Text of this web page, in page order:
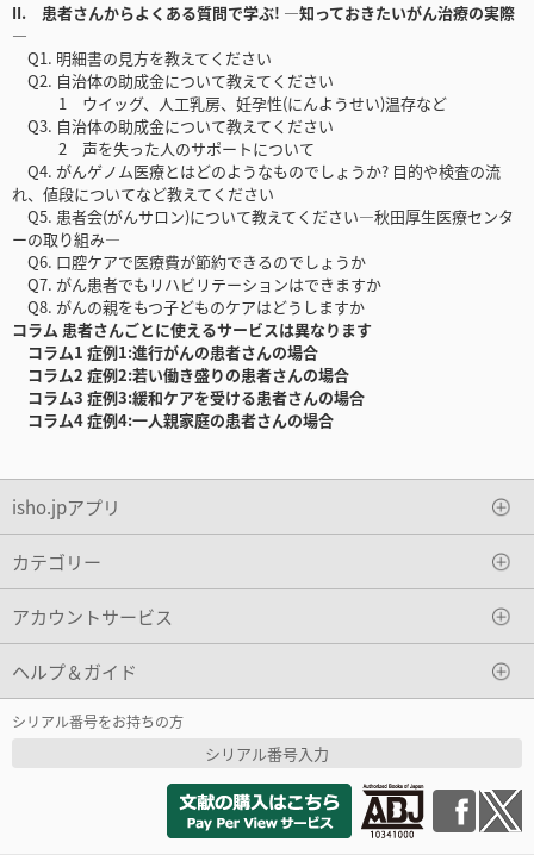
II. 患者さんからよくある質問で学ぶ! ―知っておきたいがん治療の実際
―
Q1. 明細書の見方を教えてください
Q2. 自治体の助成金について教えてください
1 ウイッグ、人工乳房、妊孕性(にんようせい)温存など
Q3. 自治体の助成金について教えてください
2 声を失った人のサポートについて
Q4. がんゲノム医療とはどのようなものでしょうか? 目的や検査の流
れ、値段についてなど教えてください
Q5. 患者会(がんサロン)について教えてください―秋田厚生医療センタ
ーの取り組み―
Q6. 口腔ケアで医療費が節約できるのでしょうか
Q7. がん患者でもリハビリテーションはできますか
Q8. がんの親をもつ子どものケアはどうしますか
コラム 患者さんごとに使えるサービスは異なります
コラム1 症例1:進行がんの患者さんの場合
コラム2 症例2:若い働き盛りの患者さんの場合
コラム3 症例3:緩和ケアを受ける患者さんの場合
コラム4症例4:一人親家庭の患者さんの場合
isho.jpアプリ
カテゴリー
アカウントサービス
ヘルプ＆ガイド
シリアル番号をお持ちの方
シリアル番号入力